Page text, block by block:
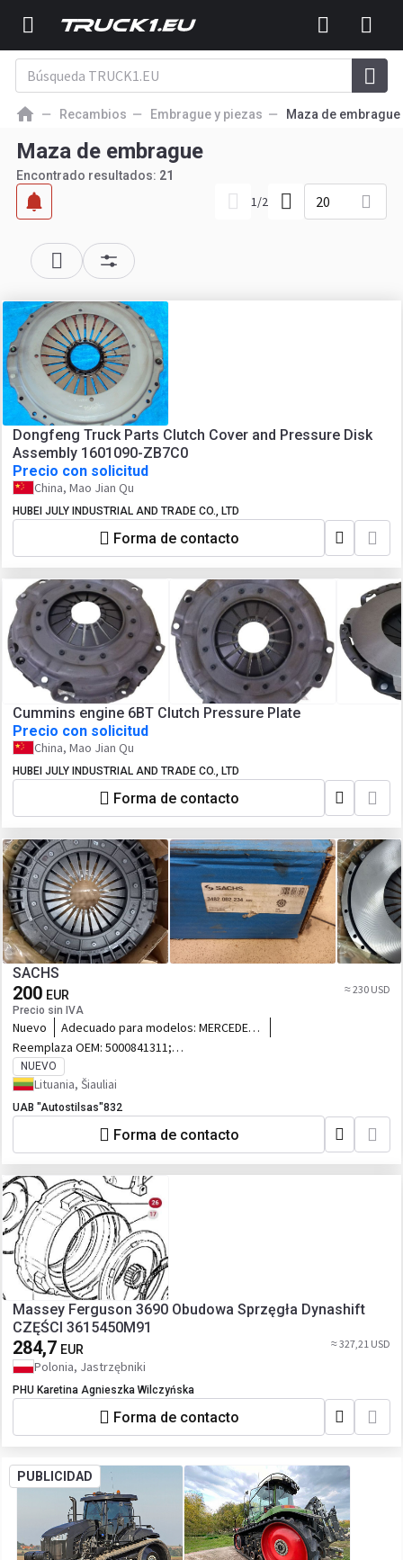
Recambios Embrague y piezas Maza de embrague
Maza de embrague
Encontrado resultados: 21
1/2 20
Dongfeng Truck Parts Clutch Cover and Pressure Disk
Assembly 1601090-ZB7C0
Precio con solicitud
China, Mao Jian Qu
HUBEI JULY INDUSTRIAL AND TRADE CO., LTD
Forma de contacto
Cummins engine 6BT Clutch Pressure Plate
Precio con solicitud
China, Mao Jian Qu
HUBEI JULY INDUSTRIAL AND TRADE CO., LTD
Forma de contacto
SACHS
200 EUR
Precio sin IVA
≈ 230 USD
Nuevo Adecuado para modelos: MERCEDES-
BENZ 1000; MERCEDES-BENZ UNIMOG
Reemplaza OEM: 5000841311;
5000240960; 42061359; 81303050049;
01903954; 01903860
NUEVO
Lituania, Šiauliai
UAB "Autostilsas"832
Forma de contacto
Massey Ferguson 3690 Obudowa Sprzęgła Dynashift
CZĘŚCI 3615450M91
284,7 EUR ≈ 327,21 USD
Polonia, Jastrzębniki
PHU Karetina Agnieszka Wilczyńska
Forma de contacto
PUBLICIDAD